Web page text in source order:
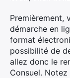
Premièrement,
démarche en
format
possibilité de
allez donc le
Consuel.